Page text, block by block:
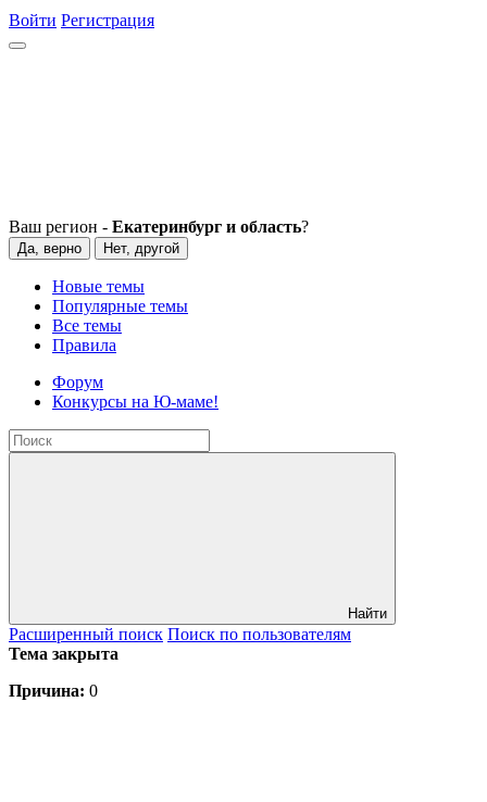
Войти Регистрация
Ваш регион - Екатеринбург и область?
Да, верно Нет, другой
Новые темы
Популярные темы
Все темы
Правила
Форум
Конкурсы на Ю-маме!
Найти
Расширенный поиск Поиск по пользователям
Тема закрыта
Причина: 0